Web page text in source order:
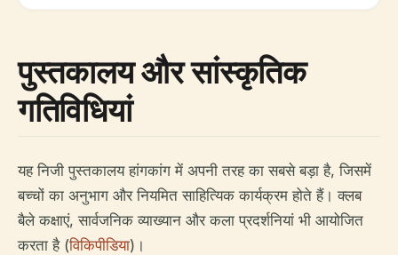
पुस्तकालय और सांस्कृतिक
गतिविधियां
यह निजी पुस्तकालय हांगकांग में अपनी तरह का सबसे बड़ा है, जिसमें
बच्चों का अनुभाग और नियमित साहित्यिक कार्यक्रम होते हैं। क्लब
बैले कक्षाएं, सार्वजनिक व्याख्यान और कला प्रदर्शनियां भी आयोजित
करता है (विकिपीडिया)।